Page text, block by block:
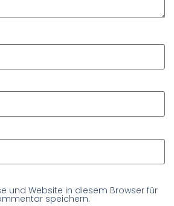
und Website in diesem Browser für
speichern.